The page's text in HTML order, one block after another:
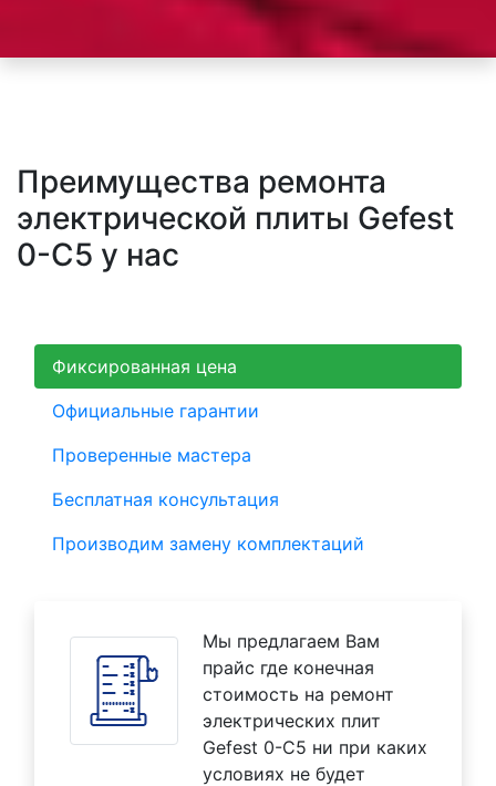
Преимущества ремонта
электрической плиты Gefest
0-C5 у нас
Фиксированная цена
Официальные гарантии
Проверенные мастера
Бесплатная консультация
Производим замену комплектаций
Мы предлагаем Вам
прайс где конечная
стоимость на ремонт
электрических плит
Gefest 0-C5 ни при каких
условиях не будет